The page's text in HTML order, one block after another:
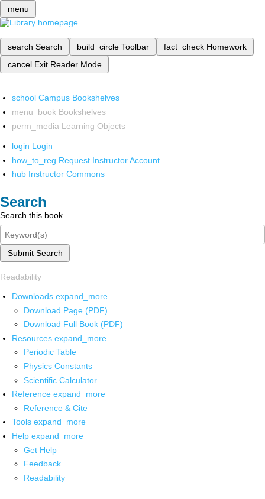
menu
search Search build_circle Toolbar fact_check Homework
cancel Exit Reader Mode
school Campus Bookshelves
menu_book Bookshelves
perm_media Learning Objects
login Login
how_to_reg Request Instructor Account
hub Instructor Commons
Search
Search this book
Submit Search
Readability
Downloads expand_more
Download Page (PDF)
Download Full Book (PDF)
Resources expand_more
Periodic Table
Physics Constants
Scientific Calculator
Reference expand_more
Reference & Cite
Tools expand_more
Help expand_more
Get Help
Feedback
Readability